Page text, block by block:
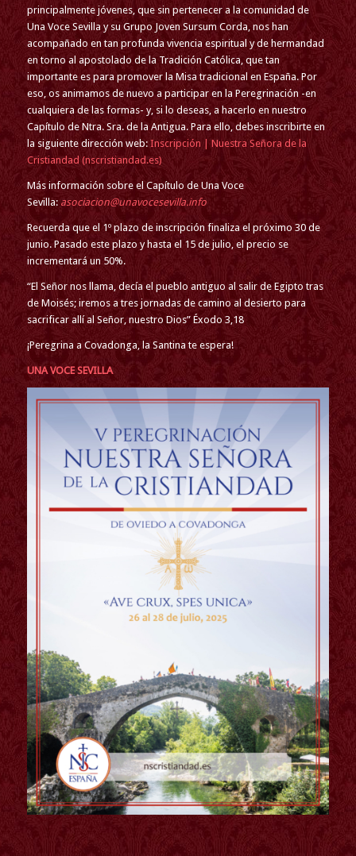
principalmente jóvenes, que sin pertenecer a la comunidad de
Una Voce Sevilla y su Grupo Joven Sursum Corda, nos han
acompañado en tan profunda vivencia espiritual y de hermandad
en torno al apostolado de la Tradición Católica, que tan
importante es para promover la Misa tradicional en España. Por
eso, os animamos de nuevo a participar en la Peregrinación -en
cualquiera de las formas- y, si lo deseas, a hacerlo en nuestro
Capítulo de Ntra. Sra. de la Antigua. Para ello, debes inscribirte en
la siguiente dirección web: Inscripción | Nuestra Señora de la
Cristiandad (nscristiandad.es)
Más información sobre el Capítulo de Una Voce
Sevilla: asociacion@unavocesevilla.info
Recuerda que el 1º plazo de inscripción finaliza el próximo 30 de
junio. Pasado este plazo y hasta el 15 de julio, el precio se
incrementará un 50%.
“El Señor nos llama, decía el pueblo antiguo al salir de Egipto tras
de Moisés; iremos a tres jornadas de camino al desierto para
sacrificar allí al Señor, nuestro Dios” Éxodo 3,18
¡Peregrina a Covadonga, la Santina te espera!
UNA VOCE SEVILLA